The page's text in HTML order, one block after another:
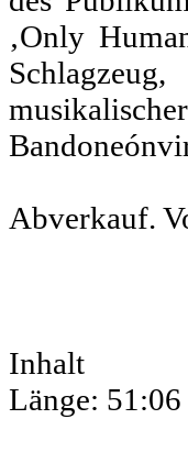
‚Only
Abverkauf.
Inhalt
Länge: